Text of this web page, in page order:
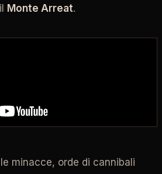
Monte Arreat.
minacce, orde di cannibali